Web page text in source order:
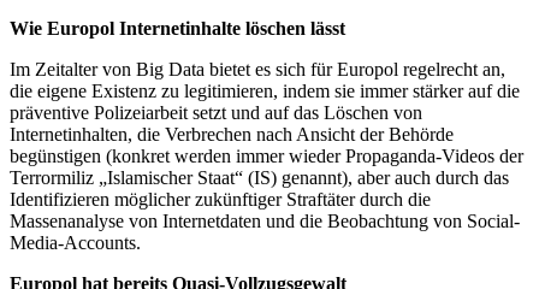
Wie Europol Internetinhalte löschen lässt
Im Zeitalter von Big Data bietet es sich für Europol regelrecht an,
die eigene Existenz zu legitimieren, indem sie immer stärker auf die
präventive Polizeiarbeit setzt und auf das Löschen von
Internetinhalten, die Verbrechen nach Ansicht der Behörde
begünstigen (konkret werden immer wieder Propaganda-Videos der
Terrormiliz „Islamischer Staat“ (IS) genannt), aber auch durch das
Identifizieren möglicher zukünftiger Straftäter durch die
Massenanalyse von Internetdaten und die Beobachtung von Social-
Media-Accounts.
Europol hat bereits Quasi-Vollzugsgewalt